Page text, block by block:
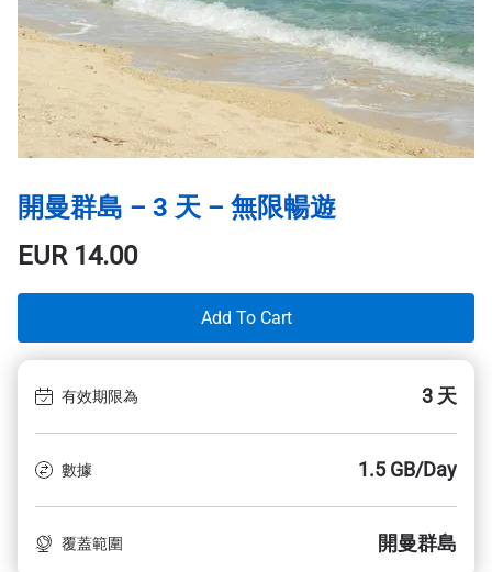
開曼群島 – 3 天 – 無限暢遊
EUR14.00
Add To Cart
有效期限為 3 天
數據 1.5 GB/Day
覆蓋範圍 開曼群島